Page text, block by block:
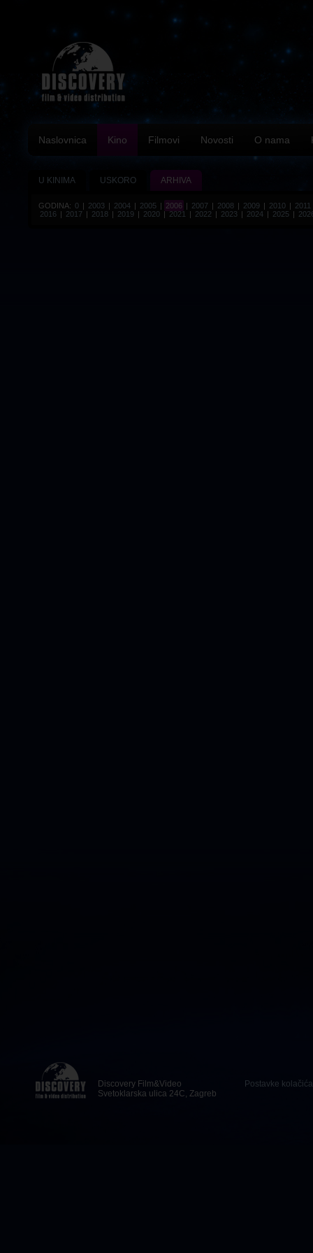
Naslovnica Kino Filmovi Novosti O nama
U KINIMA USKORO ARHIVA
GODINA: 0 | 2003 | 2004 | 2005 | 2006 | 2007 | 2008 | 2009 | 2010 | 2011
2016 | 2017 | 2018 | 2019 | 2020 | 2021 | 2022 | 2023 | 2024 | 2025 |
Discovery Film&Video
Svetoklarska ulica 24C, Zagreb
Postavke kolačića